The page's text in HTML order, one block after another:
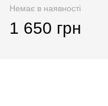
Немає в наявності
1 650 грн